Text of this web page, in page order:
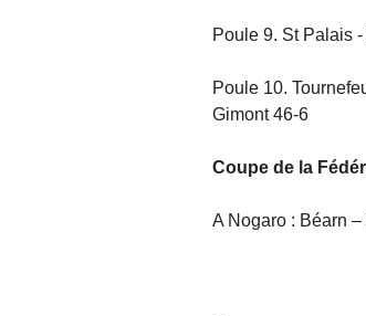
Poule 9. St Palais
Poule 10.
Gimont 46-6
Coupe de la
A Nogaro : Béarn –